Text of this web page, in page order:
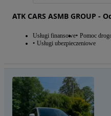
ATK CARS ASMB GROUP -
Usługi finansowe Pomoc
Usługi ubezpieczeniowe